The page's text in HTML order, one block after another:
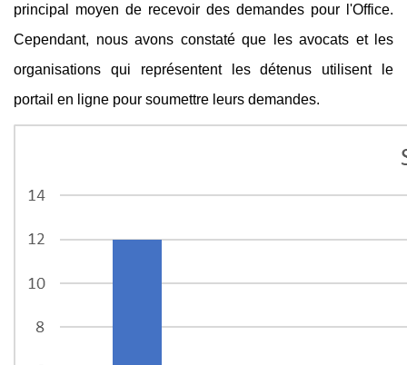
principal moyen de recevoir des demandes pour l'Office.
Cependant, nous avons constaté que les avocats et les
organisations qui représentent les détenus utilisent le
portail en ligne pour soumettre leurs demandes.